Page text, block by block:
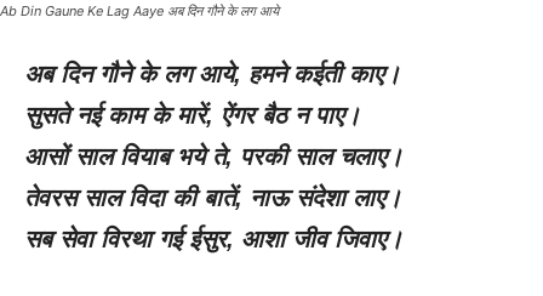
Ab Din Gaune Ke Lag Aaye अब दिन गौने के लग आये
अब दिन गौने के लग आये, हमने कईती काए।
सुसते नई काम के मारें, ऐंगर बैठ न पाए।
आसों साल वियाब भये ते, परकी साल चलाए।
तेवरस साल विदा की बातें, नाऊ संदेशा लाए।
सब सेवा विरथा गई ईसुर, आशा जीव जिवाए।